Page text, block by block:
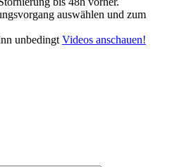
auswählen und zum
unbedingt Videos anschauen!